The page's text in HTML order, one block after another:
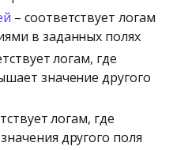
– соответствует логам
в заданных полях
логам, где
значение другого
логам, где
другого поля